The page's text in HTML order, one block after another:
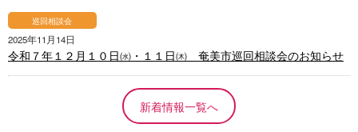
巡回相談会
2025年11月14日
令和７年１２月１０日㈬・１１日㈭ 奄美市巡回相談会のお知らせ
新着情報一覧へ